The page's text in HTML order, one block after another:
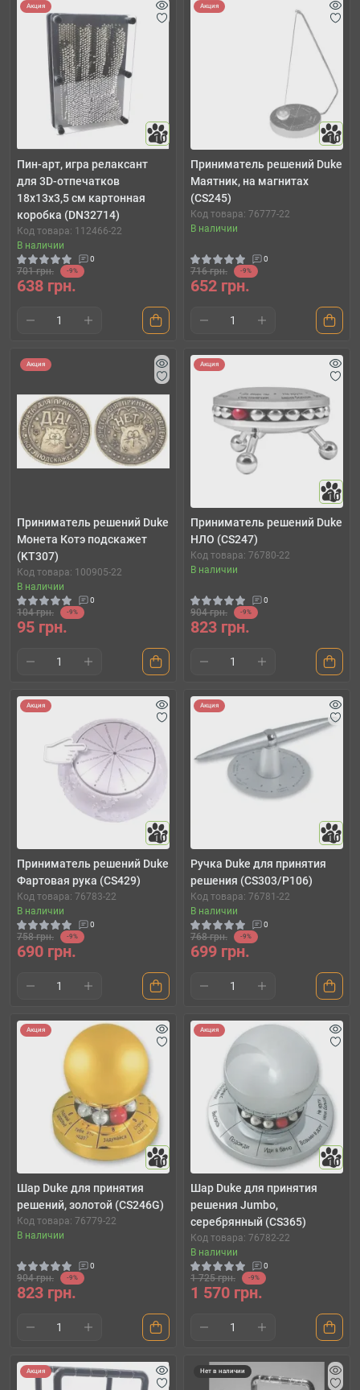
Акция
10
Пин-арт, игра релаксант
для 3D-отпечатков
18х13х3,5 см картонная
коробка (DN32714)
Код товара: 112466-22
В наличии
0
701 грн. -9%
638 грн.
Акция
10
Приниматель решений Duke
Маятник, на магнитах
(CS245)
Код товара: 76777-22
В наличии
0
716 грн. -9%
652 грн.
Акция
Приниматель решений Duke
Монета Котэ подскажет
(KT307)
Код товара: 100905-22
В наличии
0
104 грн. -9%
95 грн.
Акция
10
Приниматель решений Duke
НЛО (CS247)
Код товара: 76780-22
В наличии
0
904 грн. -9%
823 грн.
Акция
10
Приниматель решений Duke
Фартовая рука (CS429)
Код товара: 76783-22
В наличии
0
758 грн. -9%
690 грн.
Акция
10
Ручка Duke для принятия
решения (CS303/P106)
Код товара: 76781-22
В наличии
0
768 грн. -9%
699 грн.
Акция
10
Шар Duke для принятия
решений, золотой (CS246G)
Код товара: 76779-22
В наличии
0
904 грн. -9%
823 грн.
Акция
10
Шар Duke для принятия
решения Jumbo,
серебрянный (CS365)
Код товара: 76782-22
В наличии
0
1 725 грн. -9%
1 570 грн.
Акция Нет в наличии